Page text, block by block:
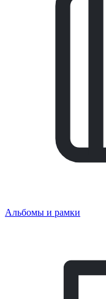
Альбомы и рамки